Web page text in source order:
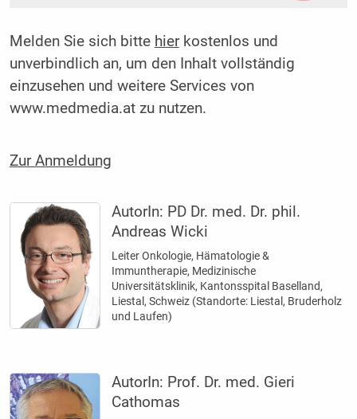
Melden Sie sich bitte hierkostenlos und
unverbindlich an, um den Inhalt vollständig
einzusehen und weitere Services von
www.medmedia.at zu nutzen.
Zur Anmeldung
AutorIn: PD Dr. med. Dr. phil.
Andreas Wicki
Leiter Onkologie, Hämatologie &
Immuntherapie, Medizinische
Universitätsklinik, Kantonsspital Baselland,
Liestal, Schweiz (Standorte: Liestal, Bruderholz
und Laufen)
AutorIn: Prof. Dr. med. Gieri
Cathomas